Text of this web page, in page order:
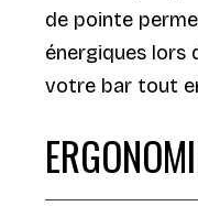
de pointe
énergiques lors
votre bar tout